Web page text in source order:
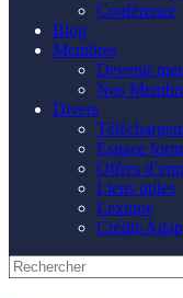
Conférence
Blog
Membres
Devenir
Nos
Divers
Espace
Offres
Liens utiles
Lexique
Crédit-